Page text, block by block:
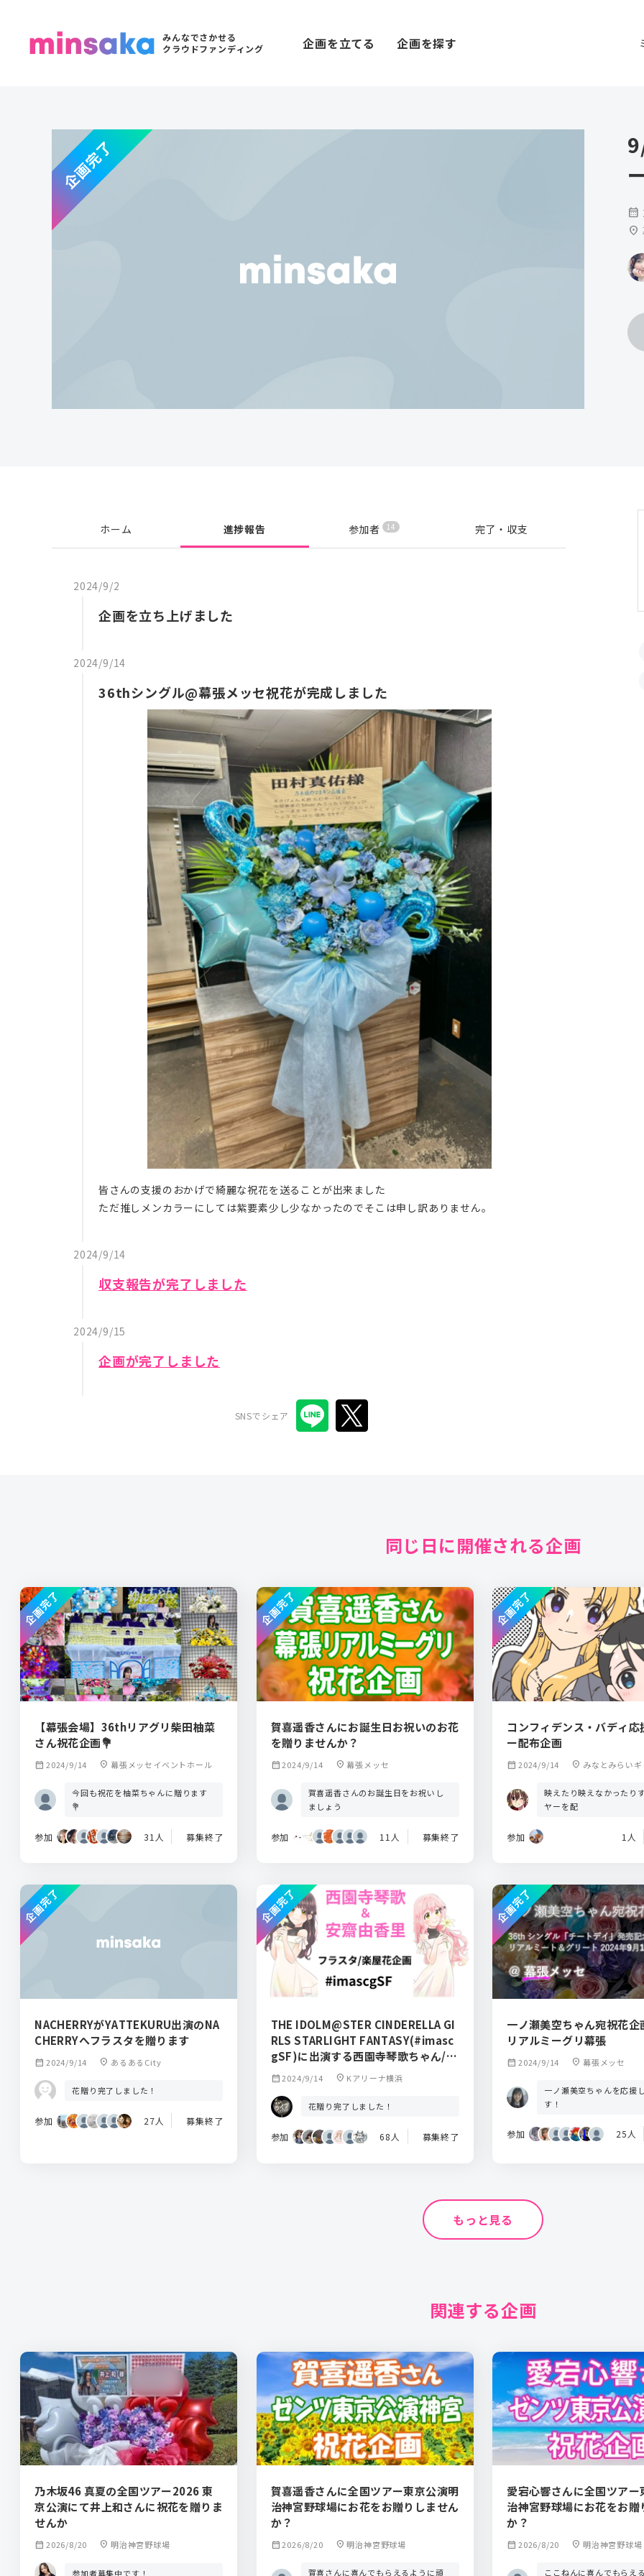
みんなでさかせる
クラウドファンディング
企画を立てる 企画を探す
企画完了
calendar_month
location_on
ホーム 進捗報告 参加者 14 完了・収支
2024/9/2
企画を立ち上げました
2024/9/14
36thシングル@幕張メッセ祝花が完成しました
皆さんの支援のおかげで綺麗な祝花を送ることが出来ました
ただ推しメンカラーにしては紫要素少し少なかったのでそこは申し訳ありません。
2024/9/14
収支報告が完了しました
2024/9/15
企画が完了しました
SNSでシェア
同じ日に開催される企画
【幕張会場】36thリアグリ柴田柚菜
さん祝花企画💐
calendar_month 2024/9/14 location_on 幕張メッセイベントホール
今回も祝花を柚菜ちゃんに贈ります
💐
参加 31人 募集終了
企画完了
賀喜遥香さんにお誕生日お祝いのお花
を贈りませんか？
calendar_month2024/9/14 location_on 幕張メッセ
賀喜遥香さんのお誕生日をお祝いし
ましょう
参加 11人 募集終了
企画完了
コンフィデンス・バディ応
ー配布企画
calendar_month 2024/9/14 location_on みなとみらい
映えたり映えなかったり
ヤーを配
参加 1人
企画完了
NACHERRYがYATTEKURU出演のNA
CHERRYへフラスタを贈ります
calendar_month 2024/9/14 location_on あるあるCity
花贈り完了しました！
参加 27人 募集終了
企画完了
THE IDOLM@STER CINDERELLA GI
RLS STARLIGHT FANTASY(#imasc
gSF)に出演する西園寺琴歌ちゃん/安
齋由香里さんへフラスタと楽屋花を送
りませんか？
calendar_month2024/9/14 location_on Kアリーナ横浜
花贈り完了しました！
参加 68人 募集終了
企画完了
一ノ瀬美空ちゃん宛祝花
リアルミーグリ幕張
calendar_month 2024/9/14 location_on 幕張メッセ
一ノ瀬美空ちゃんを応援
す！
参加 25人
企画完了
もっと見る
関連する企画
乃木坂46 真夏の全国ツアー2026 東
京公演にて井上和さんに祝花を贈りま
せんか
calendar_month 2026/8/20 location_on 明治神宮野球場
参加者募集中です！
賀喜遥香さんに全国ツアー東京公演明
治神宮野球場にお花をお贈りしません
か？
calendar_month2026/8/20 location_on 明治神宮野球場
賀喜さんに喜んでもらえるように頑
愛宕心響さんに全国ツアー
治神宮野球場にお花をお贈
か？
calendar_month 2026/8/20 location_on 明治神宮野球場
ここねんに喜んでもらえ